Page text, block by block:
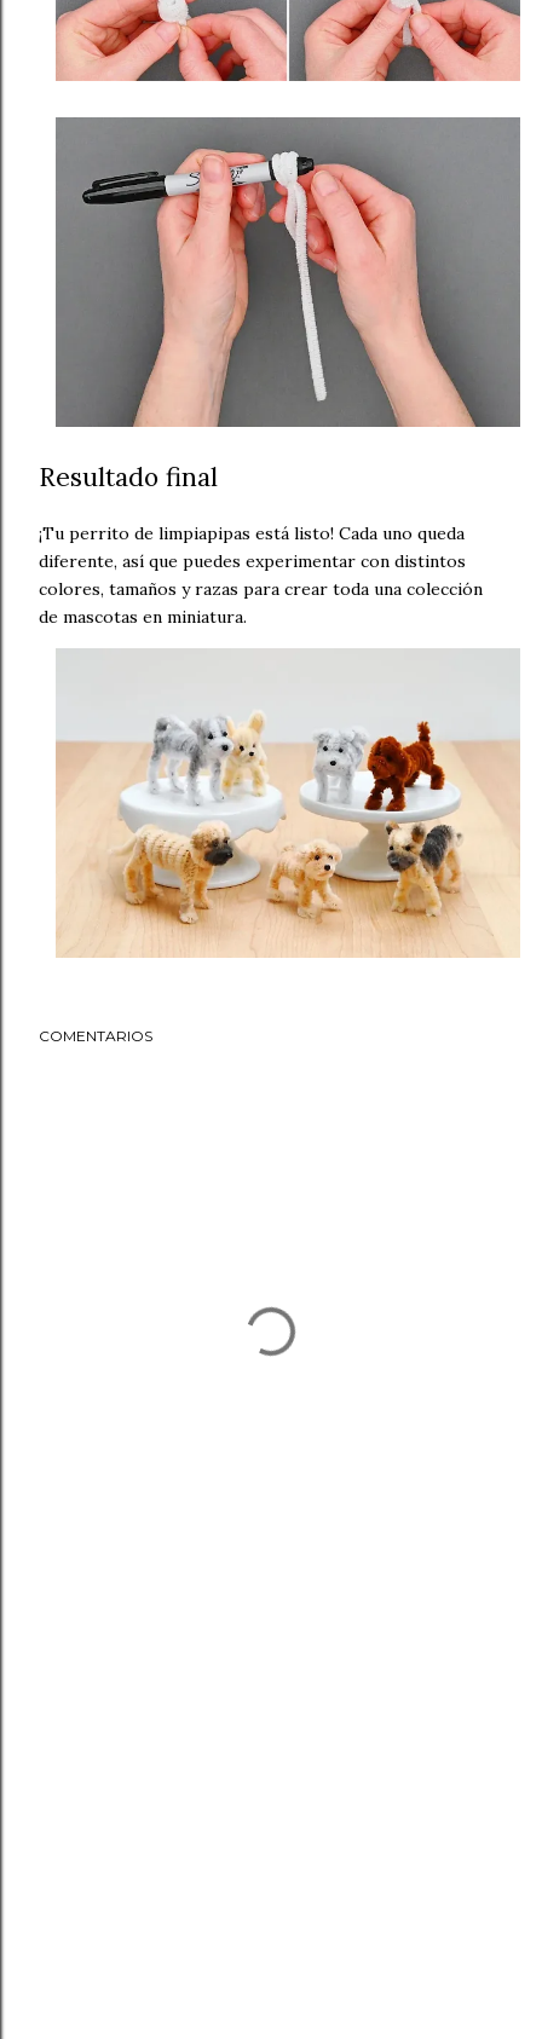
Resultado final
¡Tu perrito de limpiapipas está listo! Cada uno queda
diferente, así que puedes experimentar con distintos
colores, tamaños y razas para crear toda una colección
de mascotas en miniatura.
COMENTARIOS